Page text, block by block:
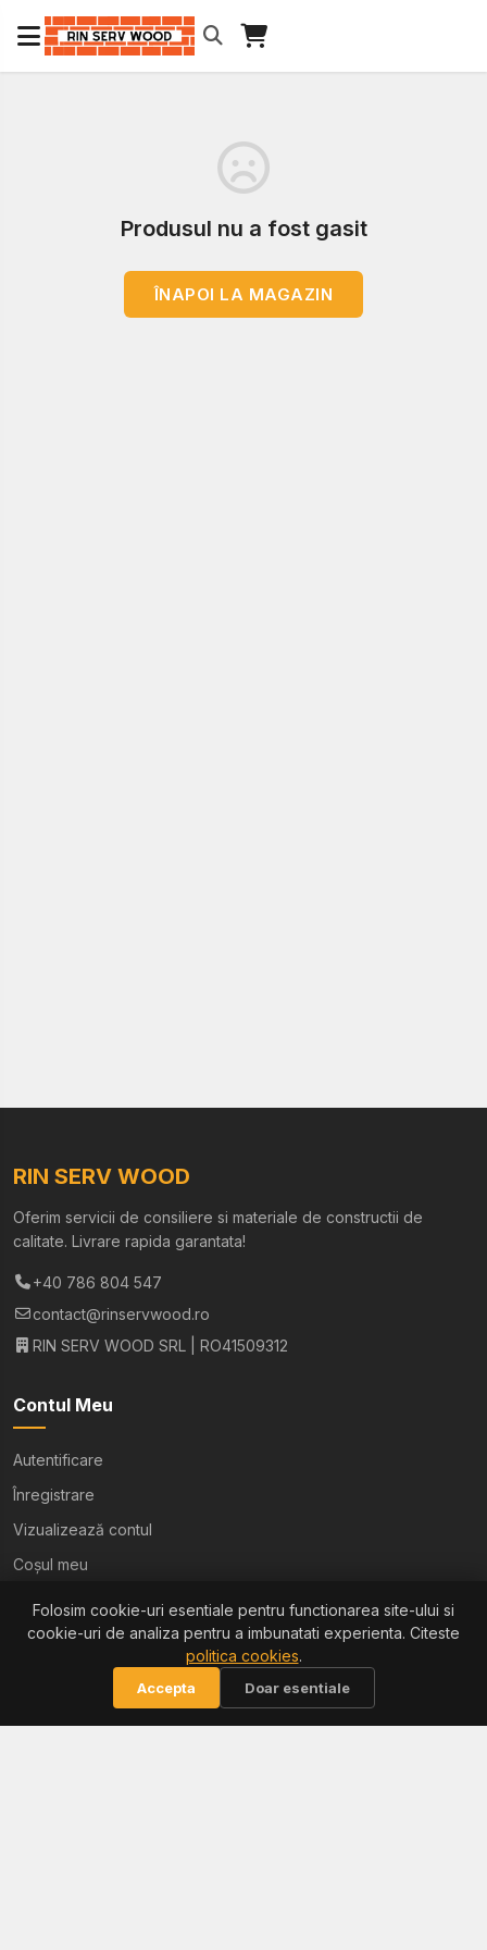
Produsul nu a fost gasit
ÎNAPOI LA MAGAZIN
RIN SERV WOOD
Oferim servicii de consiliere si materiale de constructii de
calitate. Livrare rapida garantata!
+40 786 804 547
contact@rinservwood.ro
RIN SERV WOOD SRL | RO41509312
Contul Meu
Autentificare
Înregistrare
Vizualizează contul
Coșul meu
Ajutor
Termeni și condiții
Politica de confidențialitate
Folosim cookie-uri esentiale pentru functionarea site-ului si
cookie-uri de analiza pentru a imbunatati experienta. Citeste
politica cookies.
Accepta Doar esentiale